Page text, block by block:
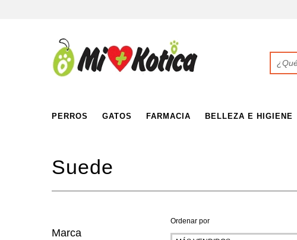
PERROS GATOS FARMACIA BELLEZA E HIGIENE
Suede
Marca
Ordenar por